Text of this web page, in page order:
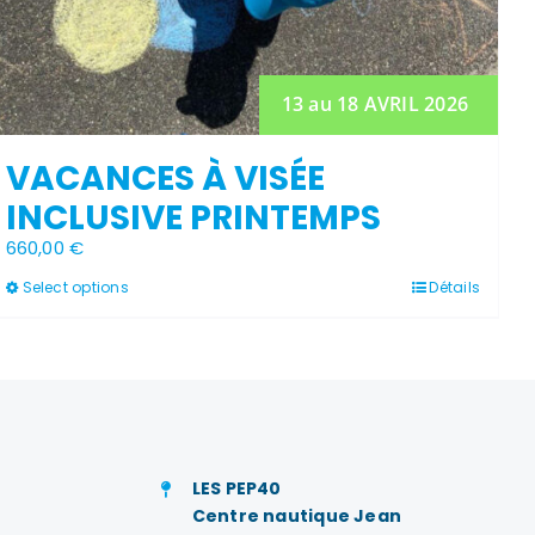
produit
13 au 18 AVRIL 2026
VACANCES À VISÉE
INCLUSIVE PRINTEMPS
660,00€
Select optionsCe
choisies
Détails
LES PEP40
Centre nautique Jean